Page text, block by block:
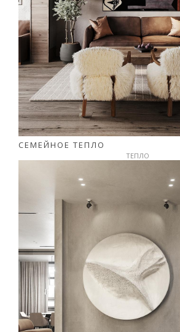
СЕМЕЙНОЕ ТЕПЛО
ТЕПЛО